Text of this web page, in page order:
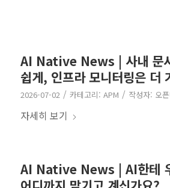
AI Native News | 사내 문
쉽게, 인프라 모니터링은 더
2026-07-02 / 카테고리: APM / 작성자: 오
자세히 보기
AI Native News | AI한테